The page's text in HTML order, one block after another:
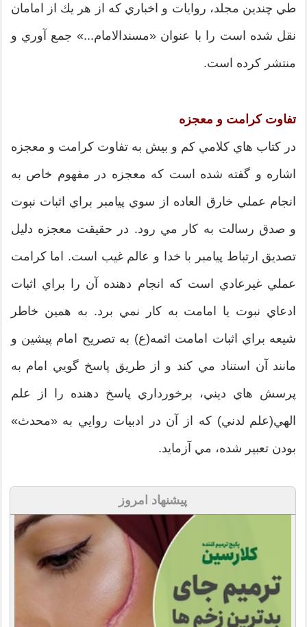
طي چندين مجلد، روايات و اخباري كه از هر يك از امامان
نقل شده است را با عنوان «مسندالامام...» جمع آوري و
منتشر كرده است.
تفاوت كرامت و معجزه
در كتاب هاي كلامي كم و بيش به تفاوت كرامت و معجزه
اشاره و گفته شده است كه معجزه در مفهوم خاص به
انجام عملي خارق العاده از سوي پيامبر براي اثبات نبوت
و صدق رسالت به كار مي رود. در حقيقت معجزه دليل
تصديق ارتباط پيامبر با خدا و عالم غيب است. اما كرامت
عملي غيرعادي است كه انجام دهنده آن را براي اثبات
ادعاي نبوت يا امامت به كار نمي برد. به همين خاطر
شيعه براي اثبات امامت ائمه(ع) به تصريح امام پيشين و
مانند آن استناد مي كند و از طريق پاسخ گويي امام به
پرسش هاي ديني، برخورداري پاسخ دهنده را از علم
الهي(علم لدني) كه از آن در ادبيات روايي به «محدث»
بودن تعبير شده، مي آزمايد.
پیشنهاد امروز